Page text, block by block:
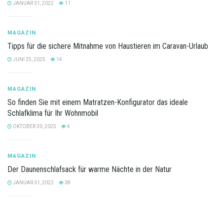
JANUAR 31, 2022 11
MAGAZIN
Tipps für die sichere Mitnahme von Haustieren im Caravan-Urlaub
JUNI 25, 2025 14
MAGAZIN
So finden Sie mit einem Matratzen-Konfigurator das ideale
Schlafklima für Ihr Wohnmobil
OKTOBER 30, 2025 4
MAGAZIN
Der Daunenschlafsack für warme Nächte in der Natur
JANUAR 31, 2022 38